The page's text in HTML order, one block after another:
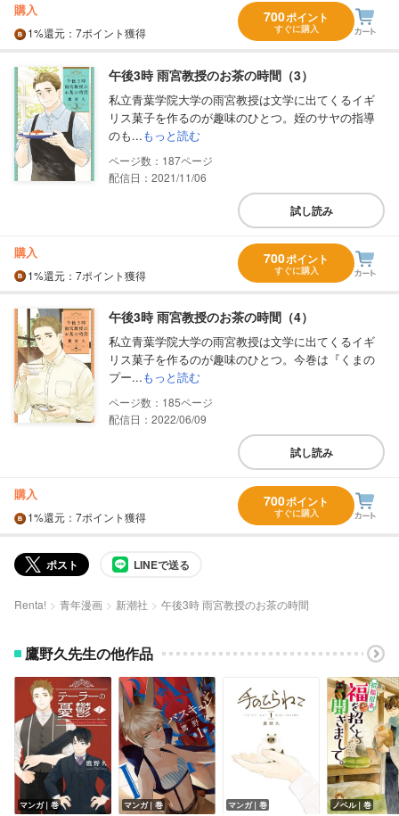
購入
1%還元 ：7ポイント獲得
700ポイント
すぐに購入
午後3時 雨宮教授のお茶の時間（3）
私立青葉学院大学の雨宮教授は文学に出てくるイギ
リス菓子を作るのが趣味のひとつ。姪のサヤの指導
のも...もっと読む
187
配信日：2021/11/06
試し読み
購入
1%還元 ：7ポイント獲得
700ポイント
すぐに購入
午後3時 雨宮教授のお茶の時間（4）
私立青葉学院大学の雨宮教授は文学に出てくるイギ
リス菓子を作るのが趣味のひとつ。今巻は『くまの
プー...もっと読む
185
配信日：2022/06/09
試し読み
購入
1%還元 ：7ポイント獲得
700ポイント
すぐに購入
ポスト LINEで送る
Renta! 青年漫画 新潮社 午後3時 雨宮教授のお茶の時間
鷹野久先生の他作品
マンガ｜巻 マンガ｜巻 マンガ｜巻 ノベル｜巻